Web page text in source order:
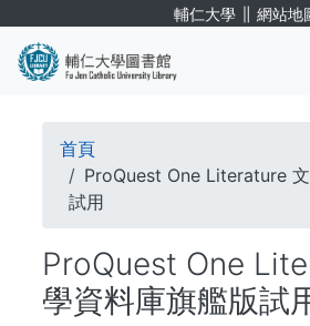
輔仁大學 ∥ 網站地
導
航
連
結
首頁
ProQuest One Literature
試用
ProQuest One
學資料庫旗艦版試